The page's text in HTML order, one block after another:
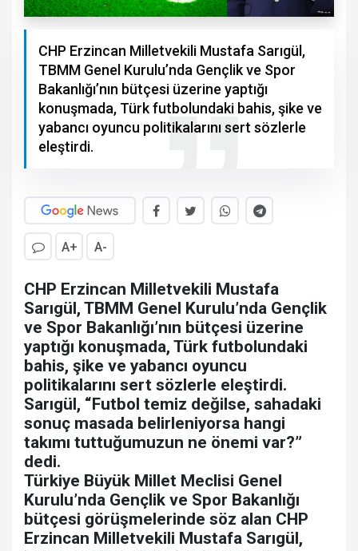
​​​​​​​CHP Erzincan Milletvekili Mustafa Sarıgül,
TBMM Genel Kurulu’nda Gençlik ve Spor
Bakanlığı’nın bütçesi üzerine yaptığı
konuşmada, Türk futbolundaki bahis, şike ve
yabancı oyuncu politikalarını sert sözlerle
eleştirdi.
A+ A-
CHP Erzincan Milletvekili Mustafa
Sarıgül, TBMM Genel Kurulu’nda Gençlik
ve Spor Bakanlığı’nın bütçesi üzerine
yaptığı konuşmada, Türk futbolundaki
bahis, şike ve yabancı oyuncu
politikalarını sert sözlerle eleştirdi.
Sarıgül, “Futbol temiz değilse, sahadaki
sonuç masada belirleniyorsa hangi
takımı tuttuğumuzun ne önemi var?”
dedi.
Türkiye Büyük Millet Meclisi Genel
Kurulu’nda Gençlik ve Spor Bakanlığı
bütçesi görüşmelerinde söz alan CHP
Erzincan Milletvekili Mustafa Sarıgül,